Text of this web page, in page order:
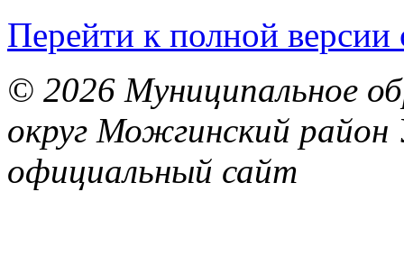
Перейти к полной версии
© 2026 Муниципальное
округ Можгинский район
официальный сайт